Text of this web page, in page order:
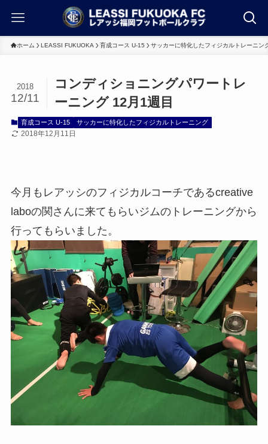
ホーム LEASSI FUKUOKA 育成コース U-15 サッカーに特化したフィジカルトレーニン
コンディショニングパワートレ
ーニング 12月1週目
2018
12/11
育成コース U-15 サッカーに特化したフィジカルトレーニング
2018年12月11日
今月もレアッシのフィジカルコーチであるcreative
laboの関さんに来てもらいジムのトレーニングから
行ってもらいました。